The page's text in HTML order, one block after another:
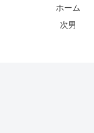
ホーム
次男